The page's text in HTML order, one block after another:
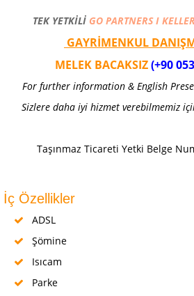
TEK YETKİLİ GO PARTNERS I
GAYRİMENKUL
MELEK BACAKSIZ(+90
For further information & English
Sizlere daha iyi hizmet verebilmemiz
Taşınmaz Ticareti Yetki Belge
İç Özellikler
ADSL
Şömine
Isıcam
Parke